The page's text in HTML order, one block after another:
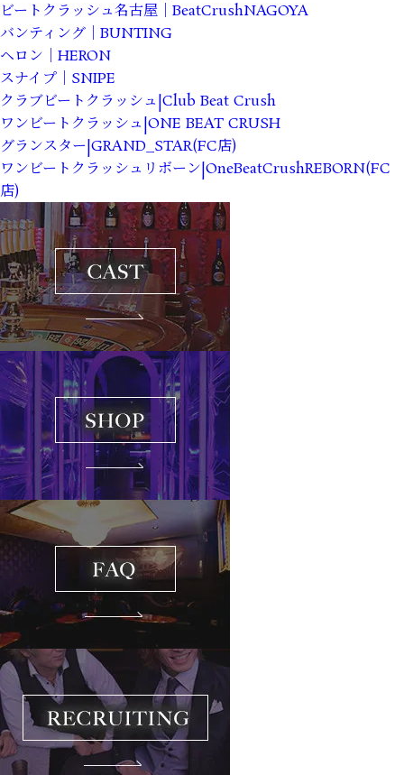
ビートクラッシュ名古屋｜BeatCrushNAGOYA
バンティング｜BUNTING
ヘロン｜HERON
スナイプ｜SNIPE
クラブビートクラッシュ|Club Beat Crush
ワンビートクラッシュ|ONE BEAT CRUSH
グランスター|GRAND_STAR(FC店)
ワンビートクラッシュリボーン|OneBeatCrushREBORN(FC
店)